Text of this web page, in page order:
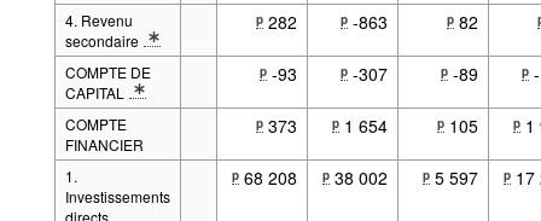
4. Revenu
secondaire
* Note Composant 2: Définitions : Transferts courants (Balance des
p 282 p -863 p 82
COMPTE DE
CAPITAL
* Note Composant 2: Définitions : Compte de capital
p -93 p -307 p -89 p
COMPTE
FINANCIER
p 373 p 1 654 p 105 p 1
1.
Investissements
directs
p 68 208 p 38 002 p 5 597 p 17